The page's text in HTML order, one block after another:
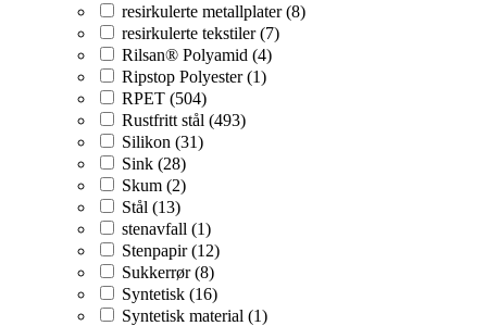
resirkulerte metallplater (8)
resirkulerte tekstiler (7)
Rilsan® Polyamid (4)
Ripstop Polyester (1)
RPET (504)
Rustfritt stål (493)
Silikon (31)
Sink (28)
Skum (2)
Stål (13)
stenavfall (1)
Stenpapir (12)
Sukkerrør (8)
Syntetisk (16)
Syntetisk material (1)